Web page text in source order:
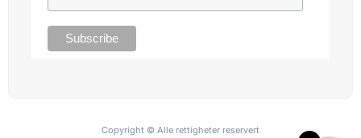
Copyright © Alle rettigheter reservert